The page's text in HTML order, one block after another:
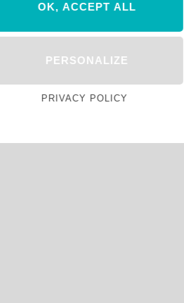
OK, ACCEPT ALL
PERSONALIZE
PRIVACY POLICY